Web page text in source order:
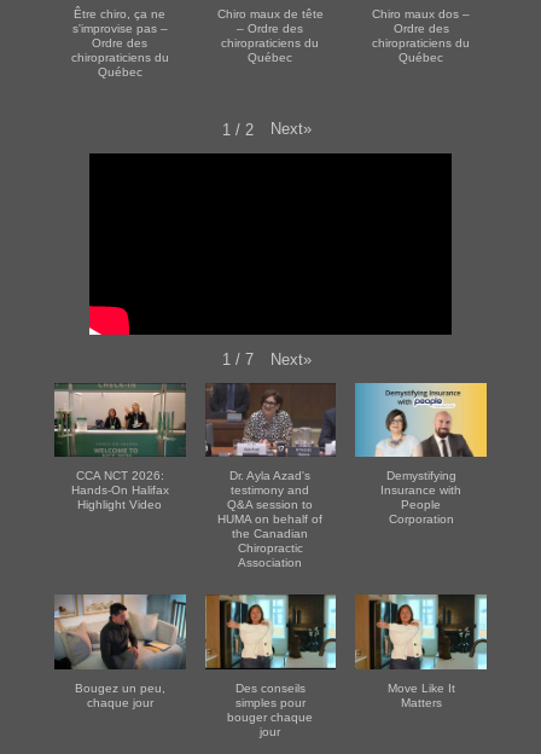
Être chiro, ça ne
s'improvise pas –
Ordre des
chiropraticiens du
Québec
Chiro maux de tête
– Ordre des
chiropraticiens du
Québec
Chiro maux dos –
Ordre des
chiropraticiens du
Québec
1 / 2 Next»
1 / 7 Next»
CCA NCT 2026:
Hands-On Halifax
Highlight Video
Dr. Ayla Azad's
testimony and
Q&A session to
HUMA on behalf of
the Canadian
Chiropractic
Association
Demystifying
Insurance with
People
Corporation
Bougez un peu,
chaque jour
Des conseils
simples pour
bouger chaque
jour
Move Like It
Matters